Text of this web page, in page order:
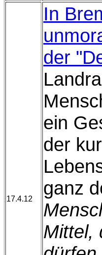
17.4.12
In
der
ein
der
ganz
Mittel,